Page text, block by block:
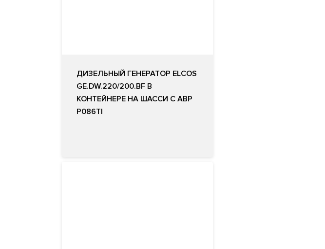
ДИЗЕЛЬНЫЙ ГЕНЕРАТОР ELCOS
GE.DW.220/200.BF В
КОНТЕЙНЕРЕ НА ШАССИ С АВР
P086TI